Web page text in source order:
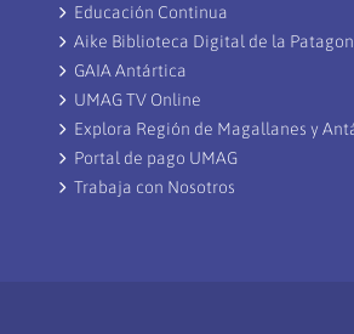
Educación Continua
Aike Biblioteca Digital de la
GAIA Antártica
UMAG TV Online
Explora Región de Magallanes y
Portal de pago UMAG
Trabaja con Nosotros